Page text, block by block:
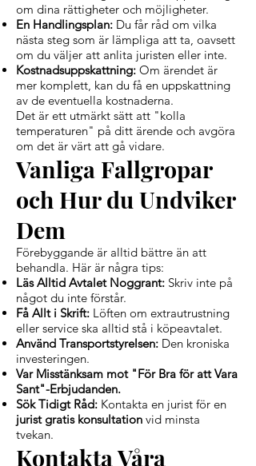
om dina rättigheter och möjligheter.
En Handlingsplan: Du får råd om vilka
nästa steg som är lämpliga att ta, oavsett
om du väljer att anlita juristen eller inte.
Kostnadsuppskattning: Om ärendet är
mer komplett, kan du få en uppskattning
av de eventuella kostnaderna.
Det är ett utmärkt sätt att "kolla
temperaturen" på ditt ärende och avgöra
om det är värt att gå vidare.
Vanliga Fallgropar
och Hur du Undviker
Dem
Förebyggande är alltid bättre än att
behandla. Här är några tips:
Läs Alltid Avtalet Noggrant: Skriv inte på
något du inte förstår.
Få Allt i Skrift: Löften om extrautrustning
eller service ska alltid stå i köpeavtalet.
Använd Transportstyrelsen: Den kroniska
investeringen.
Var Misstänksam mot "För Bra för att Vara
Sant"-Erbjudanden.
Sök Tidigt Råd: Kontakta en jurist för en
jurist gratis konsultation vid minsta
tvekan.
Kontakta Våra